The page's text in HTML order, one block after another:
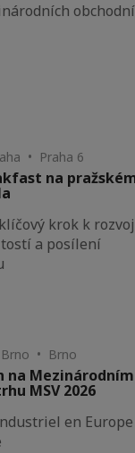
• Praha 6
na
krok k
a posílení
Brno • Brno
na Mezinárodním
MSV 2026
en Europe